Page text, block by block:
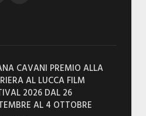
CAVANI PREMIO ALLA
AL LUCCA FILM
2026 DAL 26
AL 4 OTTOBRE